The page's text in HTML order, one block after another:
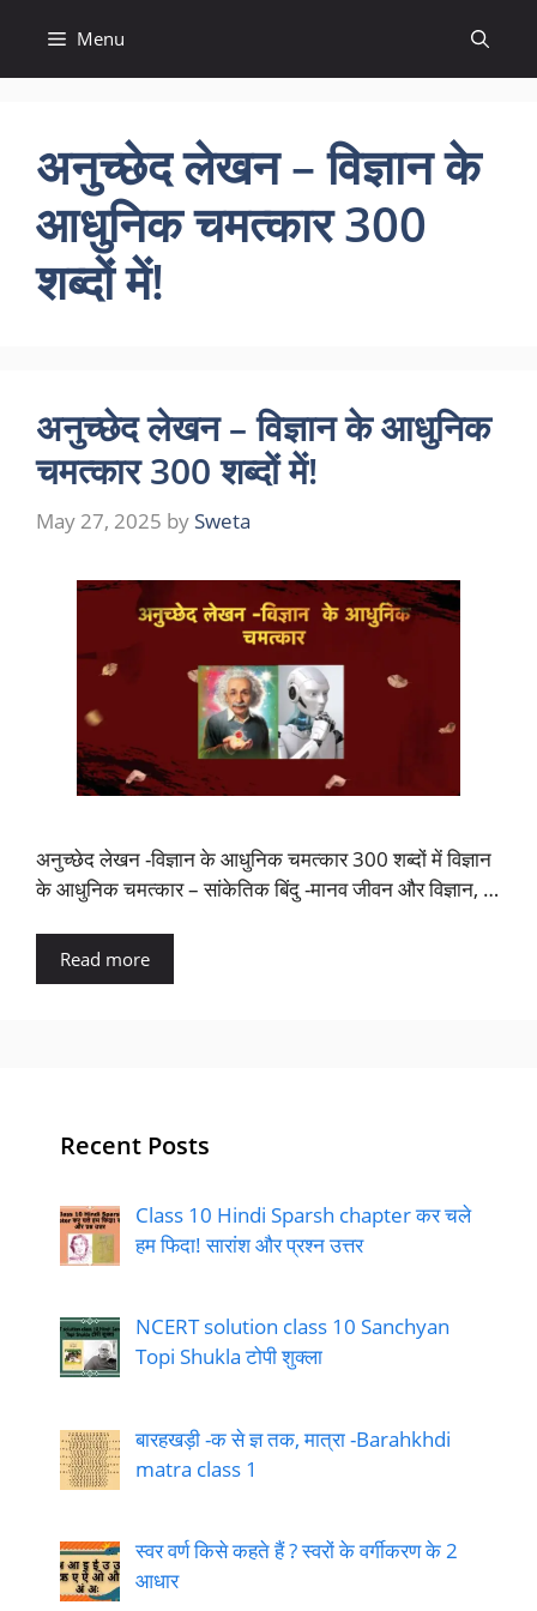
content
Menu
अनुच्छेद लेखन – विज्ञान के
आधुनिक चमत्कार 300
शब्दों में!
अनुच्छेद लेखन – विज्ञान के आधुनिक
चमत्कार 300 शब्दों में!
May 27, 2025 by Sweta
अनुच्छेद लेखन -विज्ञान के आधुनिक चमत्कार 300 शब्दों में विज्ञान
के आधुनिक चमत्कार – सांकेतिक बिंदु -मानव जीवन और विज्ञान, …
Read more
Recent Posts
Class 10 Hindi Sparsh chapter कर चले
हम फिदा! सारांश और प्रश्न उत्तर
NCERT solution class 10 Sanchyan
Topi Shukla टोपी शुक्ला
बारहखड़ी -क से ज्ञ तक, मात्रा -Barahkhdi
matra class 1
स्वर वर्ण किसे कहते हैं ? स्वरों के वर्गीकरण के 2
आधार